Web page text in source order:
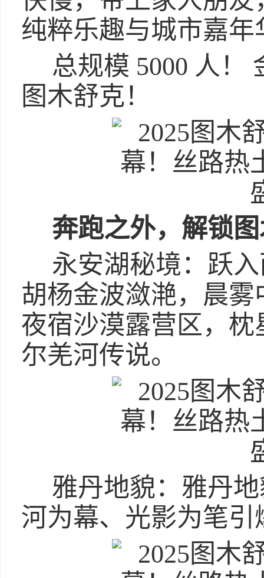
纯粹乐趣与城市嘉年
总规模 5000 人！
图木舒克！
奔跑之外，解锁
永安湖秘境：跃
胡杨金波潋滟，晨雾
夜宿沙漠露营区，
尔羌河传说。
雅丹地貌：雅丹
河为幕、光影为笔引